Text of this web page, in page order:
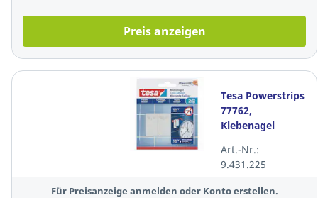
Preis anzeigen
Tesa Powerstrips
77762,
Klebenagel
Stück
Art.-Nr.:
9.431.225
Für Preisanzeige anmelden oder Konto erstellen.